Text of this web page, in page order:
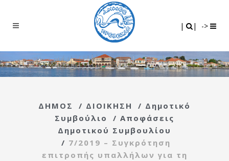
| | ->
ΔΗΜΟΣ / ΔΙΟΙΚΗΣΗ / Δημοτικό
Συμβούλιο
/ Αποφάσεις
Δημοτικού Συμβουλίου
/ 7/2019 – Συγκρότηση
επιτροπής υπαλλήλων για τη